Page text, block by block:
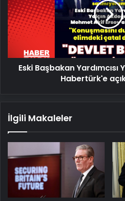
Yalçın
Akdoğan'dan
Habertürk'e
açıklamalar
Eski Başbakan
Habertürk'e
İlgili Makaleler